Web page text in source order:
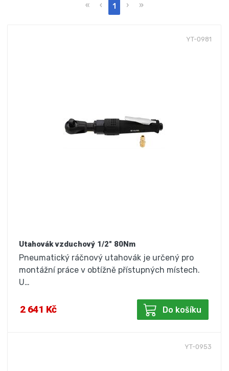
« ‹ 1 › »
YT-0981
Utahovák vzduchový 1/2" 80Nm
Pneumatický ráčnový utahovák je určený pro
montážní práce v obtížně přístupných místech.
U…
2 641 Kč Do košíku
YT-0953